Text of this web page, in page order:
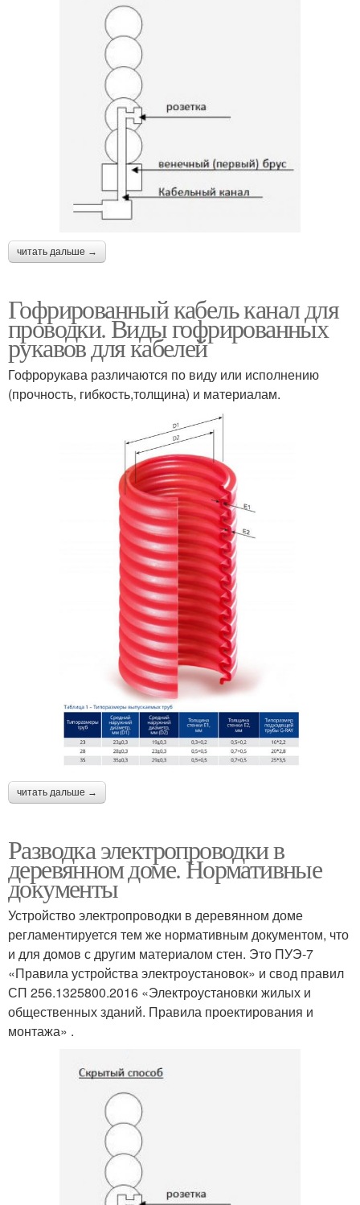
читать дальше →
Гофрированный кабель канал для
проводки. Виды гофрированных
рукавов для кабелей
Гофрорукава различаются по виду или исполнению
(прочность, гибкость,толщина) и материалам.
читать дальше →
Разводка электропроводки в
деревянном доме. Нормативные
документы
Устройство электропроводки в деревянном доме
регламентируется тем же нормативным документом, что
и для домов с другим материалом стен. Это ПУЭ-7
«Правила устройства электроустановок» и свод правил
СП 256.1325800.2016 «Электроустановки жилых и
общественных зданий. Правила проектирования и
монтажа» .